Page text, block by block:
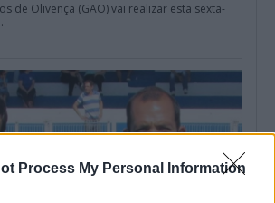
Process My Personal Information
de Olivença (GAO) vai realizar esta sexta-